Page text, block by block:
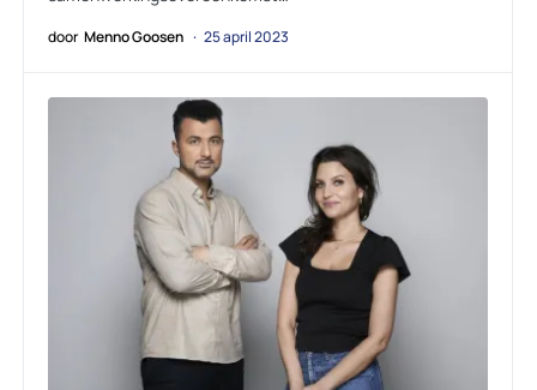
door Menno Goosen 25 april 2023